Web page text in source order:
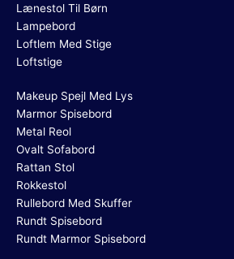
Lænestol Til Børn
Lampebord
Loftlem Med Stige
Loftstige
Makeup Spejl Med Lys
Marmor Spisebord
Metal Reol
Ovalt Sofabord
Rattan Stol
Rokkestol
Rullebord Med Skuffer
Rundt Spisebord
Rundt Marmor Spisebord